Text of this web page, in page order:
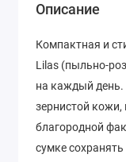
Описание
Компактная и
Lilas (пыльно-
на каждый день.
зернистой кожи,
благородной
сумке